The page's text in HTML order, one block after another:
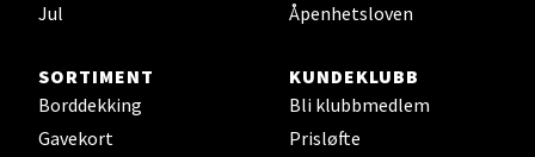
Jul
Åpenhetsloven
SORTIMENT
Borddekking
Gavekort
KUNDEKLUBB
Bli klubbmedlem
Prisløfte
Velg